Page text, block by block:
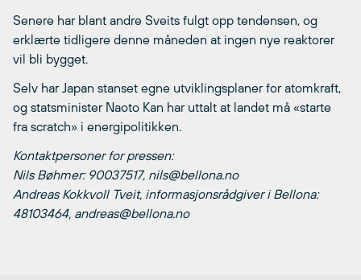
Senere har blant andre Sveits fulgt opp tendensen, og
erklærte tidligere denne måneden at ingen nye reaktorer
vil bli bygget.
Selv har Japan stanset egne utviklingsplaner for atomkraft,
og statsminister Naoto Kan har uttalt at landet må «starte
fra scratch» i energipolitikken.
Kontaktpersoner for pressen:
Nils Bøhmer: 90037517, nils@bellona.no
Andreas Kokkvoll Tveit, informasjonsrådgiver i Bellona:
48103464, andreas@bellona.no